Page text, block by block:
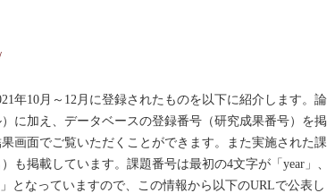
年10月～12月に登録されたものを以下に紹介します。論
に加え、データベースの登録番号（研究成果番号）を掲
画面でご覧いただくことができます。また実施された課
も掲載しています。課題番号は最初の4文字が「year」、
となっていますので、この情報から以下のURLで公表し